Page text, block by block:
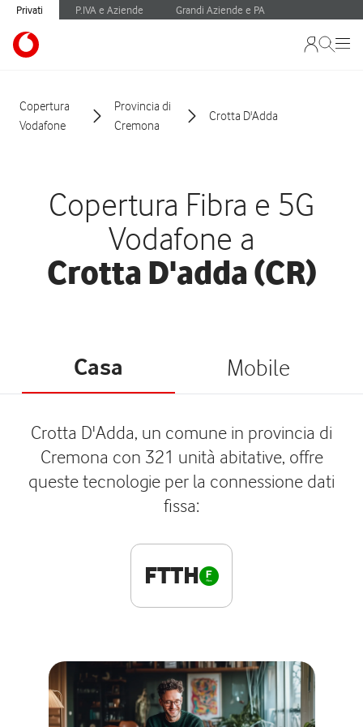
Privati P.IVA e Aziende Grandi Aziende e PA
Copertura
Vodafone
Provincia di
Cremona
Crotta D'Adda
Copertura Fibra e 5G
Vodafone a
Crotta D'adda (CR)
Casa Mobile
Crotta D'Adda, un comune in provincia di
Cremona con 321 unità abitative, offre
queste tecnologie per la connessione dati
fissa:
FTTH